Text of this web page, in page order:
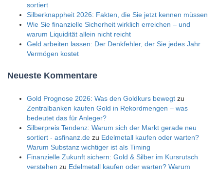
sortiert
Silberknappheit 2026: Fakten, die Sie jetzt kennen müssen
Wie Sie finanzielle Sicherheit wirklich erreichen – und
warum Liquidität allein nicht reicht
Geld arbeiten lassen: Der Denkfehler, der Sie jedes Jahr
Vermögen kostet
Neueste Kommentare
Gold Prognose 2026: Was den Goldkurs bewegt zu
Zentralbanken kaufen Gold in Rekordmengen – was
bedeutet das für Anleger?
Silberpreis Tendenz: Warum sich der Markt gerade neu
sortiert - asfinanz.de zu Edelmetall kaufen oder warten?
Warum Substanz wichtiger ist als Timing
Finanzielle Zukunft sichern: Gold & Silber im Kursrutsch
verstehen zu Edelmetall kaufen oder warten? Warum